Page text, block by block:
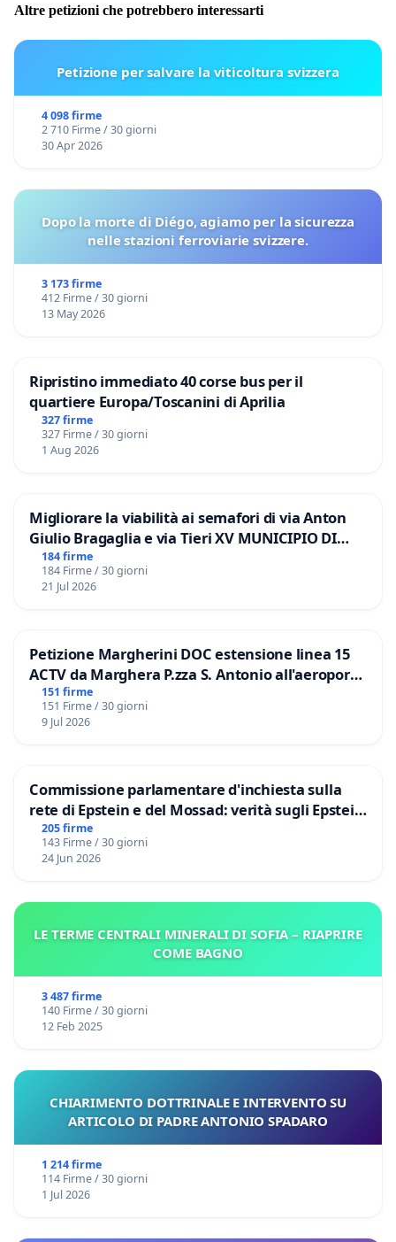
Altre petizioni che potrebbero interessarti
Petizione per salvare la viticoltura svizzera
4 098 firme
2 710 Firme / 30 giorni
30 Apr 2026
Dopo la morte di Diégo, agiamo per la sicurezza
nelle stazioni ferroviarie svizzere.
3 173 firme
412 Firme / 30 giorni
13 May 2026
Ripristino immediato 40 corse bus per il
quartiere Europa/Toscanini di Aprilia
327 firme
327 Firme / 30 giorni
1 Aug 2026
Migliorare la viabilità ai semafori di via Anton
Giulio Bragaglia e via Tieri XV MUNICIPIO DI
ROMA
184 firme
184 Firme / 30 giorni
21 Jul 2026
Petizione Margherini DOC estensione linea 15
ACTV da Marghera P.zza S. Antonio all'aeroporto
Marco Polo tariffa a € 1,50
151 firme
151 Firme / 30 giorni
9 Jul 2026
Commissione parlamentare d'inchiesta sulla
rete di Epstein e del Mossad: verità sugli Epstein
Files
205 firme
143 Firme / 30 giorni
24 Jun 2026
LE TERME CENTRALI MINERALI DI SOFIA – RIAPRIRE
COME BAGNO
3 487 firme
140 Firme / 30 giorni
12 Feb 2025
CHIARIMENTO DOTTRINALE E INTERVENTO SU
ARTICOLO DI PADRE ANTONIO SPADARO
1 214 firme
114 Firme / 30 giorni
1 Jul 2026